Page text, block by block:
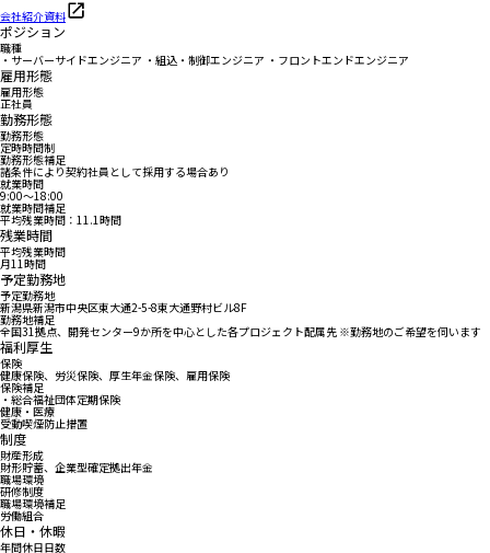
会社紹介資料
ポジション
職種
・サーバーサイドエンジニア ・組込・制御エンジニア ・フロントエンドエンジニア
雇用形態
雇用形態
正社員
勤務形態
勤務形態
定時時間制
勤務形態補足
諸条件により契約社員として採用する場合あり
就業時間
9:00〜18:00
就業時間補足
平均残業時間：11.1時間
残業時間
平均残業時間
月11時間
予定勤務地
予定勤務地
新潟県新潟市中央区東大通2-5-8東大通野村ビル8F
勤務地補足
全国31拠点、開発センター9か所を中心とした各プロジェクト配属先 ※勤務地のご希望を伺います
福利厚生
保険
健康保険、労災保険、厚生年金保険、雇用保険
保険補足
・総合福祉団体定期保険
健康・医療
受動喫煙防止措置
制度
財産形成
財形貯蓄、企業型確定拠出年金
職場環境
研修制度
職場環境補足
労働組合
休日・休暇
年間休日日数